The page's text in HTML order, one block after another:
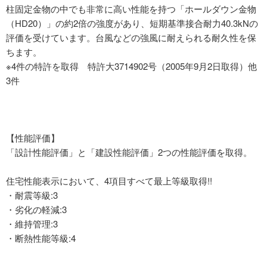
柱固定金物の中でも非常に高い性能を持つ「ホールダウン金物
（HD20）」の約2倍の強度があり、短期基準接合耐力40.3kNの
評価を受けています。台風などの強風に耐えられる耐久性を保
ちます。
※4件の特許を取得 特許大3714902号（2005年9月2日取得）他
3件
【性能評価】
「設計性能評価」と「建設性能評価」2つの性能評価を取得。
住宅性能表示において、4項目すべて最上等級取得!!
・耐震等級:3
・劣化の軽減:3
・維持管理:3
・断熱性能等級:4